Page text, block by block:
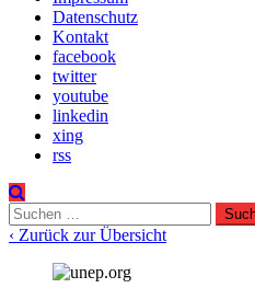
Datenschutz
Kontakt
facebook
twitter
youtube
linkedin
xing
rss
Suchen
nach:
‹ Zurück zur Übersicht